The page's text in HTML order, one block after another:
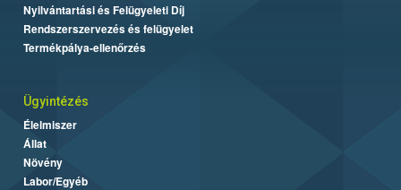
Nyilvántartási és Felügyeleti Díj
Rendszerszervezés és felügyelet
Termékpálya-ellenőrzés
Ügyintézés
Élelmiszer
Állat
Növény
Labor/Egyéb